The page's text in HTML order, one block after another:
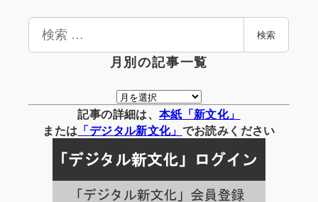
検
検索
月別の記事一覧
月
別
の
事
一
覧
記事の詳細は、 本紙「新文化」
または 「デジタル新文化」 でお読みください